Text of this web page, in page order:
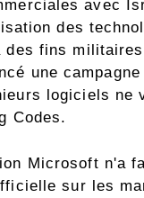
avec
des
des fins
une
logiciels ne
Codes.
Microsoft n'a
sur les